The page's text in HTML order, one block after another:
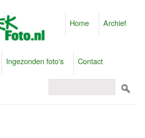
Home Archief
Ingezonden foto's Contact